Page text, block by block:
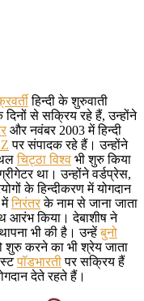
हिन्दी के शुरुवाती
दिनों से सक्रिय रहे हैं, उन्होंने
और नवंबर 2003 में हिन्दी
पर संपादक रहे हैं। उन्होंने
चिट्ठा विश्व भी शुरु किया
था। उन्होंने वर्डप्रेस,
के हिन्दीकरण में योगदान
मेंनिरंतरके नाम से जाना जाता
आरंभ किया। देबाशीष ने
भी की है। उन्हेंबुनो
शुरु करने का भी श्रेय जाता
पॉडभारतीपर सक्रिय हैं
देते रहते हैं।